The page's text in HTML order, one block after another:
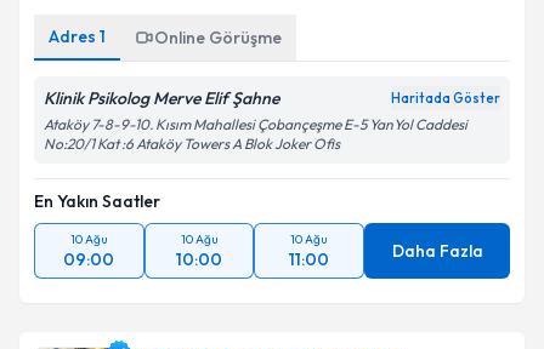
Adres 1 Online Görüşme
Klinik Psikolog Merve Elif Şahne Haritada Göster
Ataköy 7-8-9-10. Kısım Mahallesi Çobançeşme E-5 YanYol Caddesi
No:20/1 Kat :6 Ataköy Towers A Blok Joker Ofis
En Yakın Saatler
10 Ağu
09:00
10 Ağu
10:00
10 Ağu
11:00 Daha Fazla